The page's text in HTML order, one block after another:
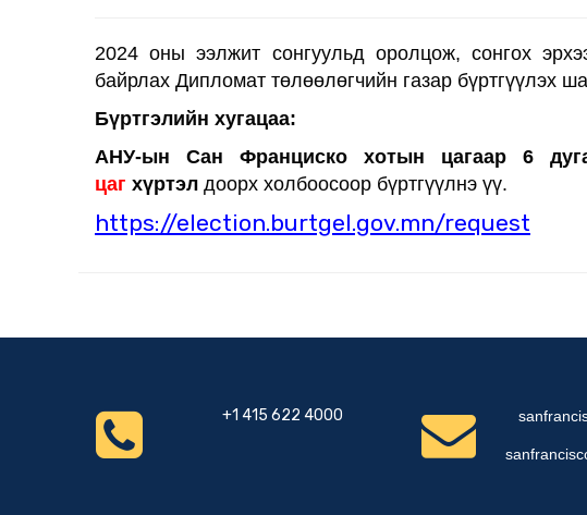
2024 оны ээлжит сонгуульд оролцож, сонгох
байрлах Дипломат төлөөлөгчийн газар бүртгүүлэх
Бүртгэлийн хугацаа:
АНУ-ын Сан Франциско хотын цагаар 6
цаг хүртэл доорх холбоосоор бүртгүүлнэ үү.
https://election.burtgel.gov.mn/request
+1 415 622 4000